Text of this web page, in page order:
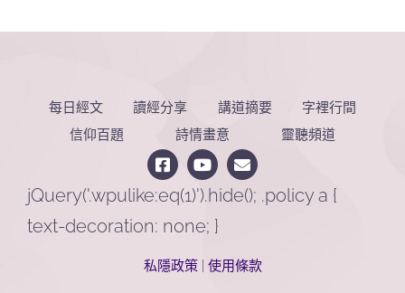
每日經文 讀經分享 講道摘要
字裡行間
信仰百題
詩情畫意 靈聽頻道
jQuery('.wpulike:eq(1)').hide(); .policy a {
text-decoration: none; }
私隱政策| 使用條款